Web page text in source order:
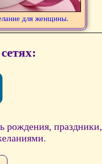
для женщины.
рождения, праздники,